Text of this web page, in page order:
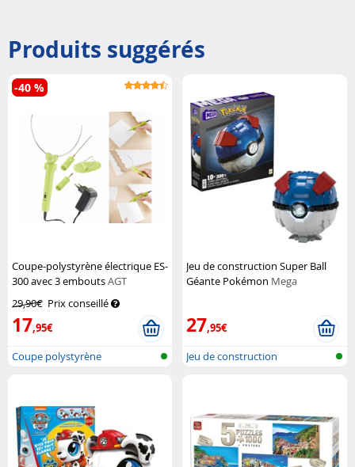
Produits suggérés
Coupe-polystyrène électrique ES-
300 avec 3 emboutsAGT
29,90€ Prix conseillé
17,95€
-40 %
Coupe polystyrène
Jeu de construction Super Ball
Géante Pokémon Mega
27,95€
Jeu de construction